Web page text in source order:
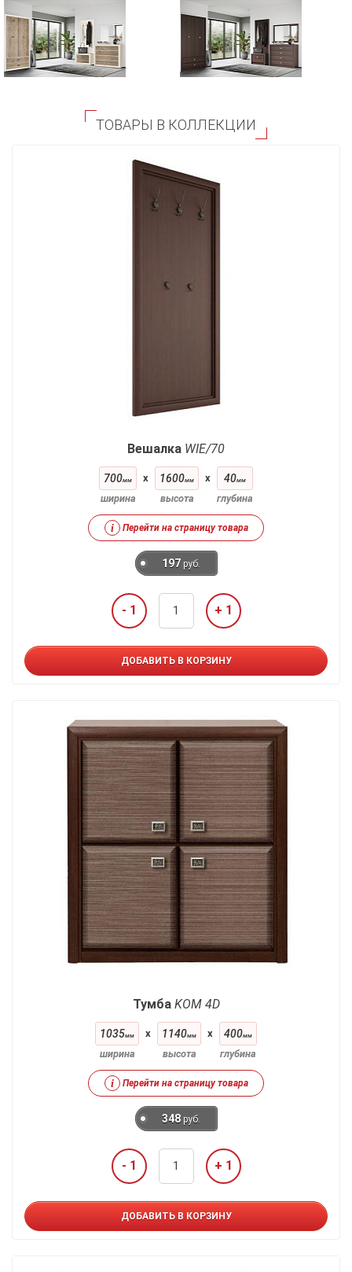
ТОВАРЫ В КОЛЛЕКЦИИ
Вешалка WIE/70
700мм
ширина
x 1600мм
высота
x 40мм
глубина
i Перейти на страницу товара
197 руб.
- 1 + 1
ДОБАВИТЬ В КОРЗИНУ
Тумба KOM 4D
1035мм
ширина
x 1140мм
высота
x 400мм
глубина
i Перейти на страницу товара
348 руб.
- 1 + 1
ДОБАВИТЬ В КОРЗИНУ